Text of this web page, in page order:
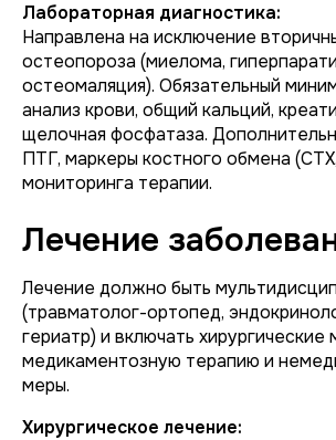
Лабораторная диагностика:
Направлена на исключение
остеопороза (миелома,
остеомаляция). Обязательный
анализ крови, общий кальций,
щелочная фосфатаза.
ПТГ, маркеры костного обмена
мониторинга терапии.
Лечение
Лечение должно быть
(травматолог-ортопед,
гериатр) и включать хирургические
медикаментозную терапию и
меры.
Хирургическое лечение: